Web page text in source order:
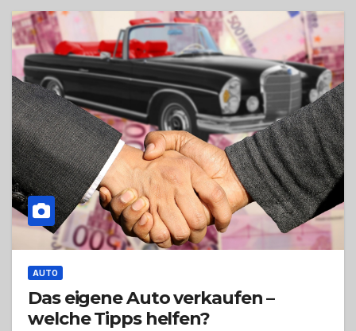
AUTO
Das eigene Auto verkaufen –
welche Tipps helfen?